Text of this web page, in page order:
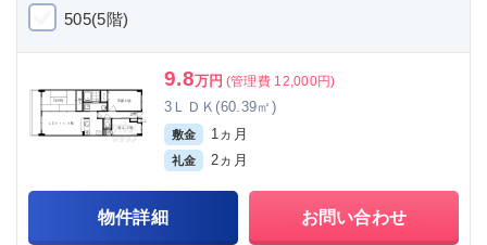
505(5階)
9.8万円 (管理費 12,000円)
3ＬＤＫ(60.39㎡)
敷金 1ヵ月
礼金 2ヵ月
物件詳細 お問い合わせ